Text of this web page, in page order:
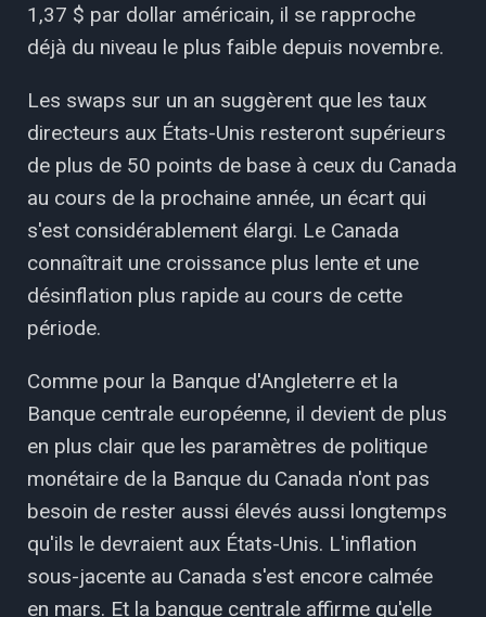
1,37 $ par dollar américain, il se rapproche
déjà du niveau le plus faible depuis novembre.
Les swaps sur un an suggèrent que les taux
directeurs aux États-Unis resteront supérieurs
de plus de 50 points de base à ceux du Canada
au cours de la prochaine année, un écart qui
s'est considérablement élargi. Le Canada
connaîtrait une croissance plus lente et une
désinflation plus rapide au cours de cette
période.
Comme pour la Banque d'Angleterre et la
Banque centrale européenne, il devient de plus
en plus clair que les paramètres de politique
monétaire de la Banque du Canada n'ont pas
besoin de rester aussi élevés aussi longtemps
qu'ils le devraient aux États-Unis. L'inflation
sous-jacente au Canada s'est encore calmée
en mars. Et la banque centrale affirme qu'elle